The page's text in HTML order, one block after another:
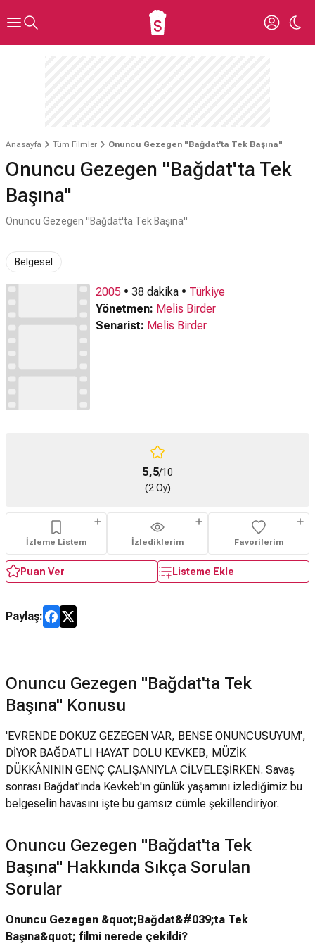
Anasayfa Tüm Filmler Onuncu Gezegen "Bağdat'ta Tek Başına"
Onuncu Gezegen "Bağdat'ta Tek
Başına"
Onuncu Gezegen "Bağdat'ta Tek Başına"
Belgesel
2005 • 38 dakika • Türkiye
Yönetmen: Melis Birder
Senarist: Melis Birder
5,5/10
(2 Oy)
İzleme Listem İzlediklerim Favorilerim
Puan Ver Listeme Ekle
Paylaş:
Onuncu Gezegen "Bağdat'ta Tek
Başına" Konusu
'EVRENDE DOKUZ GEZEGEN VAR, BENSE ONUNCUSUYUM',
DİYOR BAĞDATLI HAYAT DOLU KEVKEB, MÜZİK
DÜKKÂNININ GENÇ ÇALIŞANIYLA CİLVELEŞİRKEN. Savaş
sonrası Bağdat'ında Kevkeb'ın günlük yaşamını izlediğimiz bu
belgeselin havasını işte bu gamsız cümle şekillendiriyor.
Onuncu Gezegen "Bağdat'ta Tek
Başına" Hakkında Sıkça Sorulan
Sorular
Onuncu Gezegen &quot;Bağdat&#039;ta Tek
Başına&quot; filmi nerede çekildi?